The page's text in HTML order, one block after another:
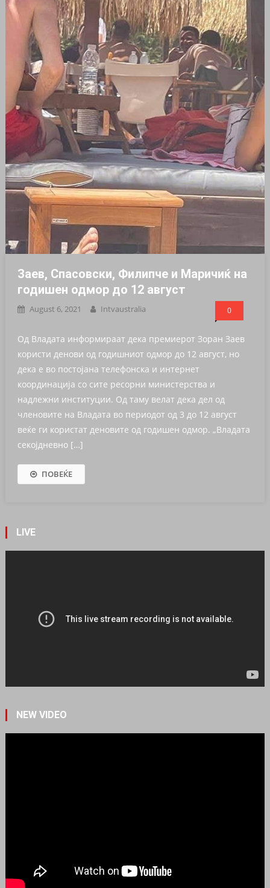
Заев, Спасовски, Филипче и Маричиќ на
годишен одмор до 12 август
August 6, 2021 Intvaustralia 0
Од Владата информираат дека премиерот Зоран Заев
користи денови од годишниот одмор до 12 август, но
дека е во постојана телефонска и интернет
координација со сите ресорни министерства и
надлежни институции. Од таму велат дека дел од
членовите на Владата во периодот од 3 до 12 август
веќе ги користат деновите од годишен одмор. „Владата
секојдневно […]
ПОВЕЌЕ
LIVE
NEW VIDEO